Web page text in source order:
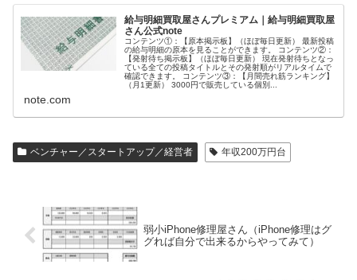
給与明細買取屋さんプレミアム｜給与明細買取屋
さん公式note
コンテンツ①：【原本掲示板】（ほぼ毎日更新） 最新投稿
の給与明細の原本を見ることができます。 コンテンツ②：
【発射待ち掲示板】（ほぼ毎日更新） 現在発射待ちとなっ
ている全ての投稿タイトルとその発射順がリアルタイムで
確認できます。 コンテンツ③：【月間売れ筋ランキング】
（月1更新） 3000円で販売している個別...
note.com
ベンチャー／スタートアップ／経営者 年収200万円台
弱小iPhone修理屋さん（iPhone修理はグ
グれば自分で出来るからやってみて）